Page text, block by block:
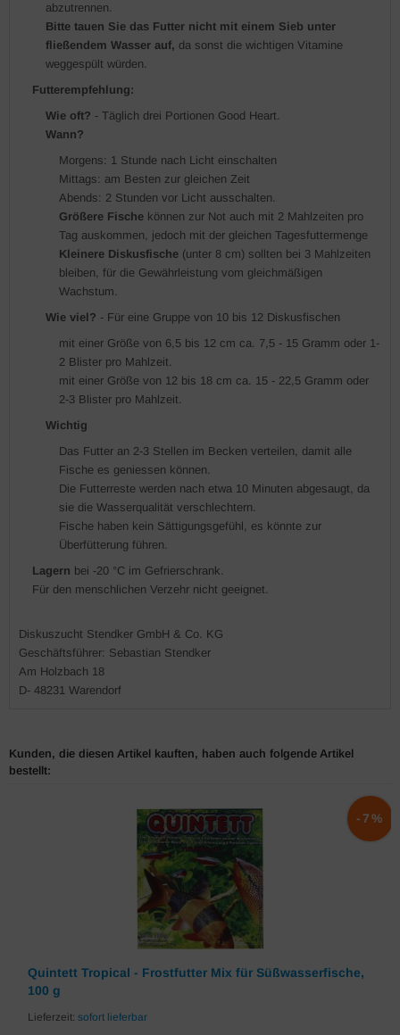
abzutrennen.
Bitte tauen Sie das Futter nicht mit einem Sieb unter
fließendem Wasser auf, da sonst die wichtigen Vitamine
weggespült würden.
Futterempfehlung:
Wie oft? - Täglich drei Portionen Good Heart.
Wann?
Morgens: 1 Stunde nach Licht einschalten
Mittags: am Besten zur gleichen Zeit
Abends: 2 Stunden vor Licht ausschalten.
Größere Fische können zur Not auch mit 2 Mahlzeiten pro
Tag auskommen, jedoch mit der gleichen Tagesfuttermenge
Kleinere Diskusfische (unter 8 cm) sollten bei 3 Mahlzeiten
bleiben, für die Gewährleistung vom gleichmäßigen
Wachstum.
Wie viel? - Für eine Gruppe von 10 bis 12 Diskusfischen
mit einer Größe von 6,5 bis 12 cm ca. 7,5 - 15 Gramm oder 1-
2 Blister pro Mahlzeit.
mit einer Größe von 12 bis 18 cm ca. 15 - 22,5 Gramm oder
2-3 Blister pro Mahlzeit.
Wichtig
Das Futter an 2-3 Stellen im Becken verteilen, damit alle
Fische es geniessen können.
Die Futterreste werden nach etwa 10 Minuten abgesaugt, da
sie die Wasserqualität verschlechtern.
Fische haben kein Sättigungsgefühl, es könnte zur
Überfütterung führen.
Lagern bei -20 °C im Gefrierschrank.
Für den menschlichen Verzehr nicht geeignet.
Diskuszucht Stendker GmbH & Co. KG
Geschäftsführer: Sebastian Stendker
Am Holzbach 18
D- 48231 Warendorf
Kunden, die diesen Artikel kauften, haben auch folgende Artikel
bestellt:
Quintett Tropical - Frostfutter Mix für Süßwasserfische,
100 g
Lieferzeit: sofort lieferbar
-7%